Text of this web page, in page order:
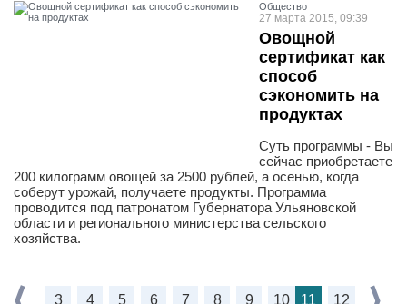
Общество
27 марта 2015, 09:39
Овощной
сертификат как
способ
сэкономить на
продуктах
Суть программы - Вы
сейчас приобретаете
200 килограмм овощей за 2500 рублей, а осенью, когда
соберут урожай, получаете продукты. Программа
проводится под патронатом Губернатора Ульяновской
области и регионального министерства сельского
хозяйства.
3 4 5 6 7 8 9 10 11 12